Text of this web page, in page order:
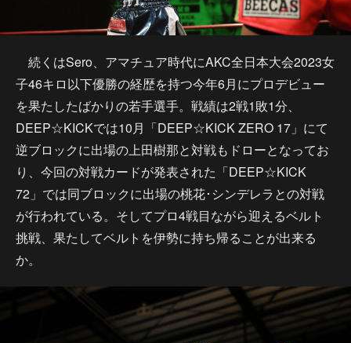
続くはSero、アマチュア時代にAKC全日本大会2023女
子46キロ以下優勝の経歴を持つ今年6月にプロデビュー
を果たしたばかりの若手選手。戦績は2戦1敗1分、
DEEP☆KICKでは10月「DEEP☆KICK ZERO 17」にて
逆ブロックに出場の上田樹那と対戦もドローとなってお
り、今回の対戦カードが発表された「DEEP☆KICK
72」では同ブロックに出場の桃花･シンデレラとの対戦
が行われている。そしてプロ4戦目ながら迎えるベルト
挑戦、果たしてベルトを伊勢に持ち帰ることが出来る
か。